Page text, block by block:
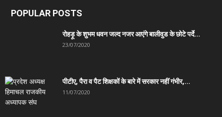
POPULAR POSTS
रोहड़ू के शुभम धवन जल्द नजर आएंगे बालीवुड के छोटे पर्दे...
23/07/2020
पीटीए, पैरा व पैट शिक्षकों के बारे में सरकार नहीं गंभीर,...
11/07/2020